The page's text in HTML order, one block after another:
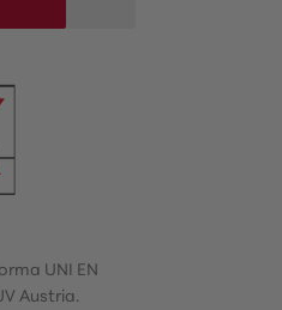
UNI EN
Austria.